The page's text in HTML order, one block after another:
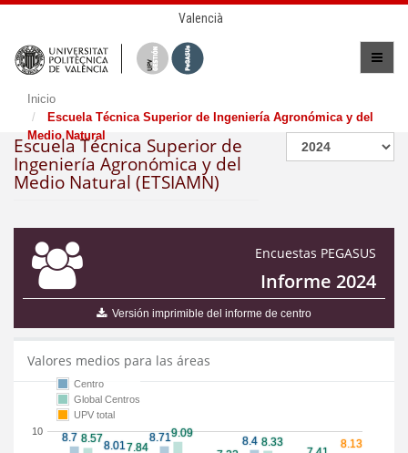
Valencià
Inicio
Escuela Técnica Superior de Ingeniería Agronómica y del
Medio Natural
Escuela Técnica Superior de
Ingeniería Agronómica y del
Medio Natural (ETSIAMN)
Encuestas PEGASUS
Informe 2024
Versión imprimible del informe de centro
Valores medios para las áreas
10
Centro
Global Centros
UPV total